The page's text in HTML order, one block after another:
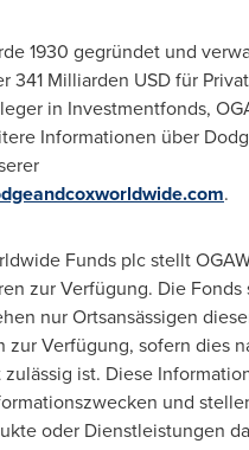
1930 gegründet und
341 Milliarden USD für
in Investmentfonds,
Informationen über
.
Funds plc stellt
zur Verfügung. Die Fonds
nur Ortsansässigen
zur Verfügung, sofern dies
ist. Diese
und
oder Dienstleistungen